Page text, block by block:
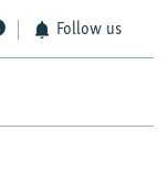
Follow us